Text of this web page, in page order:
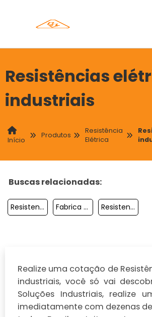
Resistências
industriais
Início
Produtos
Resistência
Elétrica
Buscas relacionadas:
Resistencia Estufa Eletrica Fabrica De Resistencia Eletrica Sp Resistencia Eletrica Bastao
Realize uma cotação de
industriais, você só vai
Soluções Industriais, realize
imediatamente com dezenas